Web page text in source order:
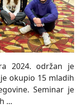
2024. održan je
okupio 15 mladih
Seminar je
...